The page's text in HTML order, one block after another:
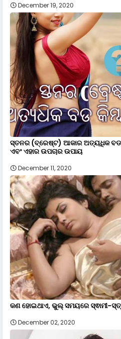
December 19, 2020
ସ୍ତନର (ବ୍ରେଷ୍ଟ) ଆକାର ଅତ୍ୟଧିକ ବଡ
ଏବଂ ଏହାର ଉପଚାର ଉପାୟ
December 11, 2020
କଣ ହୋଇଥାଏ, ଭୁଲ୍ ସମୟରେ ସ୍ଵାମୀ-
December 02, 2020